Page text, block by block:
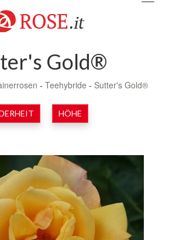
Gold®
- Teehybride - Sutter's Gold®
HÖHE